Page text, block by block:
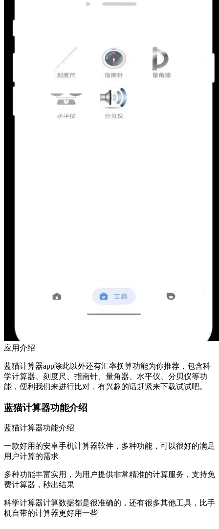
应用介绍
蓝猫计算器app除此以外还有汇率换算功能为你推荐，包含科
学计算器、刻度尺、指南针、量角器、水平仪、分贝仪等功
能，便利我们来进行比对，有兴趣的话赶紧来下载试试吧。
蓝猫计算器功能介绍
蓝猫计算器功能介绍
一款好用的安卓手机计算器软件，多种功能，可以很好的满足
用户计算的需求
多种功能丰富实用，为用户提供非常精准的计算服务，支持免
费计算器，秒出结果
科学计算器计算数据都是很准确的，还有很多其他工具，比手
机自带的计算器更好用一些